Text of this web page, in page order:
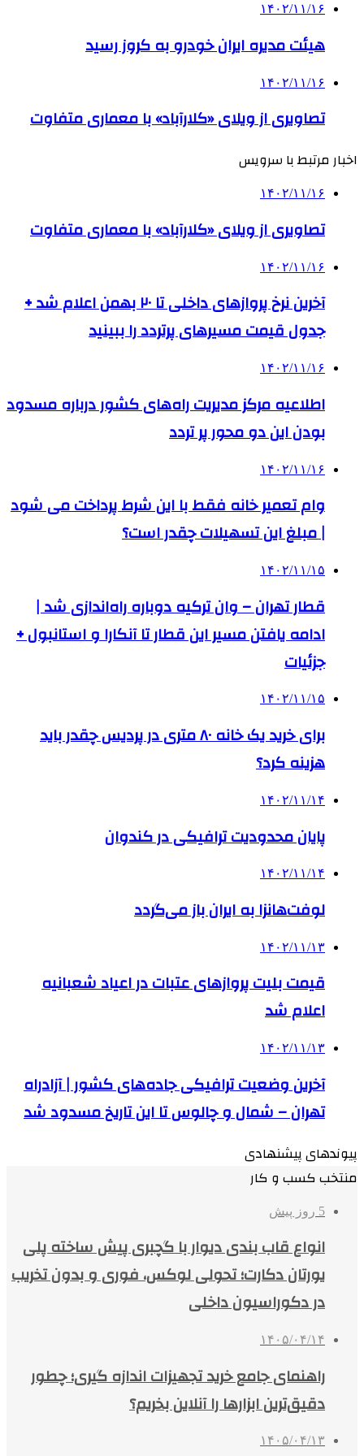
۱۴۰۲/۱۱/۱۶
هیئت مدیره ایران خودرو به کروز رسید
۱۴۰۲/۱۱/۱۶
تصاویری از ویلای «کلارآباد» با معماری متفاوت
اخبار مرتبط با سرویس
۱۴۰۲/۱۱/۱۶
تصاویری از ویلای «کلارآباد» با معماری متفاوت
۱۴۰۲/۱۱/۱۶
آخرین نرخ پروازهای داخلی تا ۲۰ بهمن اعلام شد +
جدول قیمت مسیرهای پرتردد را ببینید
۱۴۰۲/۱۱/۱۶
اطلاعیه‌ مرکز مدیریت راه‌های کشور درباره مسدود
بودن این دو محور پر تردد
۱۴۰۲/۱۱/۱۶
وام تعمیر خانه فقط با این شرط پرداخت می شود
| مبلغ این تسهیلات چقدر است؟
۱۴۰۲/۱۱/۱۵
قطار تهران – وان ترکیه دوباره راه‌اندازی شد |
ادامه یافتن مسیر این قطار تا آنکارا و استانبول +
جزئیات
۱۴۰۲/۱۱/۱۵
برای خرید یک خانه ۸۰ متری در پردیس چقدر باید
هزینه کرد؟
۱۴۰۲/۱۱/۱۴
پایان محدودیت ترافیکی در کندوان
۱۴۰۲/۱۱/۱۴
لوفت‌هانزا به ایران باز می‌گردد
۱۴۰۲/۱۱/۱۳
قیمت بلیت پروازهای عتبات در اعیاد شعبانیه
اعلام شد
۱۴۰۲/۱۱/۱۳
آخرین وضعیت ترافیکی جاده‌های کشور | آزادراه
تهران – شمال و چالوس تا این تاریخ مسدود شد
پیوندهای پیشنهادی
منتخب کسب و کار
5 روز پیش
انواع قاب بندی دیوار با گچبری پیش ساخته پلی
یورتان دکارت؛ تحولی لوکس، فوری و بدون تخریب
در دکوراسیون داخلی
۱۴۰۵/۰۴/۱۴
راهنمای جامع خرید تجهیزات اندازه گیری؛ چطور
دقیق‌ترین ابزارها را آنلاین بخریم؟
۱۴۰۵/۰۴/۱۳